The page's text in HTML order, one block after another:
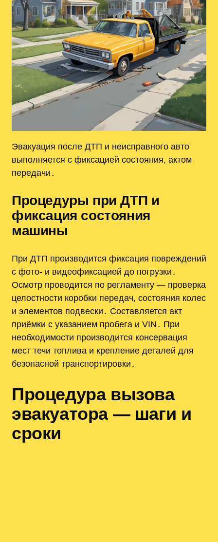
Эвакуация после ДТП и неисправного авто
выполняется с фиксацией состояния, актом
передачи․
Процедуры при ДТП и
фиксация состояния
машины
При ДТП производится фиксация повреждений
с фото- и видеофиксацией до погрузки․
Осмотр проводится по регламенту — проверка
целостности коробки передач, состояния колес
и элементов подвески․ Составляется акт
приёмки с указанием пробега и VIN․ При
необходимости производится консервация
мест течи топлива и крепление деталей для
безопасной транспортировки․
Процедура вызова
эвакуатора — шаги и
сроки